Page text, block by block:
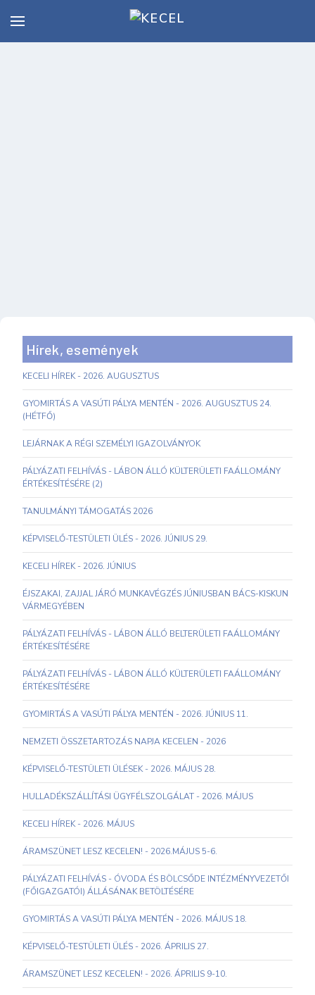
Hírek, események
KECELI HÍREK - 2026. AUGUSZTUS
GYOMIRTÁS A VASÚTI PÁLYA MENTÉN - 2026. AUGUSZTUS 24.
(HÉTFŐ)
LEJÁRNAK A RÉGI SZEMÉLYI IGAZOLVÁNYOK
PÁLYÁZATI FELHÍVÁS - LÁBON ÁLLÓ KÜLTERÜLETI FAÁLLOMÁNY
ÉRTÉKESÍTÉSÉRE (2)
TANULMÁNYI TÁMOGATÁS 2026
KÉPVISELŐ-TESTÜLETI ÜLÉS - 2026. JÚNIUS 29.
KECELI HÍREK - 2026. JÚNIUS
ÉJSZAKAI, ZAJJAL JÁRÓ MUNKAVÉGZÉS JÚNIUSBAN BÁCS-KISKUN
VÁRMEGYÉBEN
PÁLYÁZATI FELHÍVÁS - LÁBON ÁLLÓ BELTERÜLETI FAÁLLOMÁNY
ÉRTÉKESÍTÉSÉRE
PÁLYÁZATI FELHÍVÁS - LÁBON ÁLLÓ KÜLTERÜLETI FAÁLLOMÁNY
ÉRTÉKESÍTÉSÉRE
GYOMIRTÁS A VASÚTI PÁLYA MENTÉN - 2026. JÚNIUS 11.
NEMZETI ÖSSZETARTOZÁS NAPJA KECELEN - 2026
KÉPVISELŐ-TESTÜLETI ÜLÉSEK - 2026. MÁJUS 28.
HULLADÉKSZÁLLÍTÁSI ÜGYFÉLSZOLGÁLAT - 2026. MÁJUS
KECELI HÍREK - 2026. MÁJUS
ÁRAMSZÜNET LESZ KECELEN! - 2026.MÁJUS 5-6.
PÁLYÁZATI FELHÍVÁS - ÓVODA ÉS BÖLCSŐDE INTÉZMÉNYVEZETŐI
(FŐIGAZGATÓI) ÁLLÁSÁNAK BETÖLTÉSÉRE
GYOMIRTÁS A VASÚTI PÁLYA MENTÉN - 2026. MÁJUS 18.
KÉPVISELŐ-TESTÜLETI ÜLÉS - 2026. ÁPRILIS 27.
ÁRAMSZÜNET LESZ KECELEN! - 2026. ÁPRILIS 9-10.